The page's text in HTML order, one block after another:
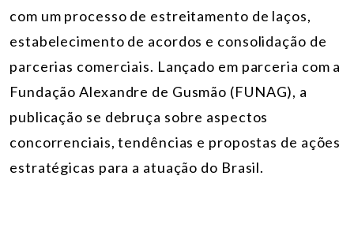
com um processo de estreitamento de laços,
estabelecimento de acordos e consolidação de
parcerias comerciais. Lançado em parceria com a
Fundação Alexandre de Gusmão (FUNAG), a
publicação se debruça sobre aspectos
concorrenciais, tendências e propostas de ações
estratégicas para a atuação do Brasil.